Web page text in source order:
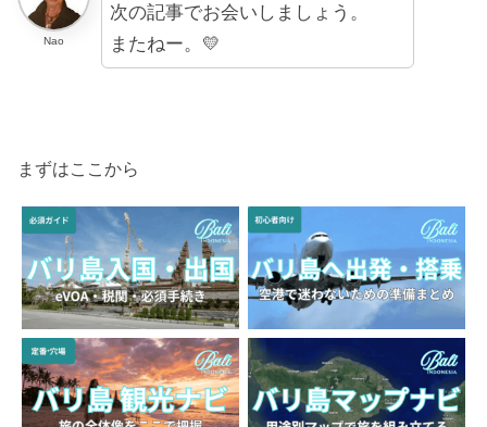
Nao
次の記事でお会いしましょう。
またねー。💛
まずはここから